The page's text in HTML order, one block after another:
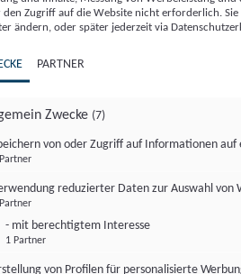
Technologien usw.) auf
von dort ausgelesen werden, um es
wenn es eine App oder einer Webseite
oder mehrere der hier aufgeführten
den Zugriff auf die Website nicht erforderlich.
ändern, oder später jederzeit via
PARTNER
Zwecke (7)
von oder Zugriff auf Informationen auf
reduzierter Daten zur Auswahl von
- mit berechtigtem Interesse
1 Partner
von Profilen für personalisierte